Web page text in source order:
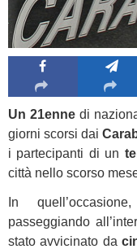
Un 21enne di
giorni scorsi dai
i partecipanti di un
città nello scorso
In
passeggiando
stato avvicinato da